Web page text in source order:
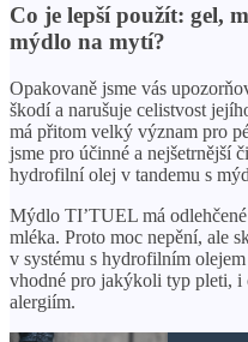
Co je lepší použít: gel,
mýdlo na mytí?
Opakovaně jsme vás
škodí a narušuje celistvost
má přitom velký význam pro
jsme pro účinné a nejšetrnější
hydrofilní olej v tandemu s
Mýdlo TI’TUEL má
mléka. Proto moc nepění, ale
v systému s hydrofilním
vhodné pro jakýkoli typ pleti, i
alergiím.